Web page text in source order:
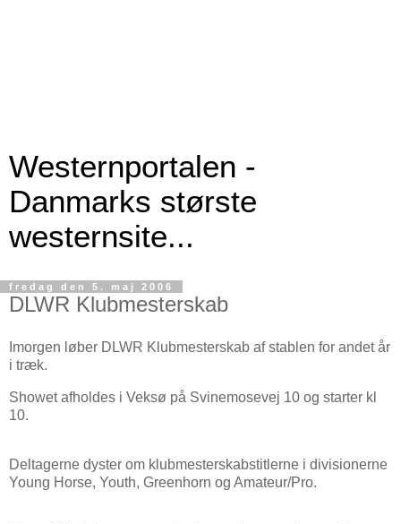
Westernportalen -
Danmarks største
westernsite...
fredag den 5. maj 2006
DLWR Klubmesterskab
Imorgen løber DLWR Klubmesterskab af stablen for andet år
i træk.
Showet afholdes i Veksø på Svinemosevej 10 og starter kl
10.
Deltagerne dyster om klubmesterskabstitlerne i divisionerne
Young Horse, Youth, Greenhorn og Amateur/Pro.